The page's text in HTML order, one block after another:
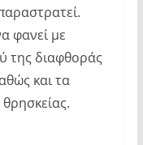
φανεί με
της διαφθοράς
και τα